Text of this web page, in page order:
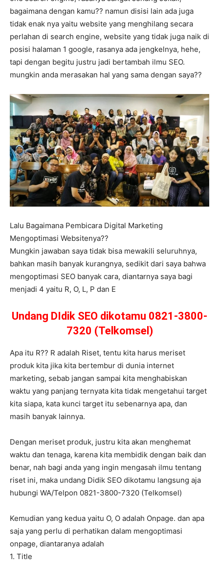
bagaimana dengan kamu?? namun disisi lain ada juga
tidak enak nya yaitu website yang menghilang secara
perlahan di search engine, website yang tidak juga naik di
posisi halaman 1 google, rasanya ada jengkelnya, hehe,
tapi dengan begitu justru jadi bertambah ilmu SEO.
mungkin anda merasakan hal yang sama dengan saya??
Lalu Bagaimana Pembicara Digital Marketing
Mengoptimasi Websitenya??
Mungkin jawaban saya tidak bisa mewakili seluruhnya,
bahkan masih banyak kurangnya, sedikit dari saya bahwa
mengoptimasi SEO banyak cara, diantarnya saya bagi
menjadi 4 yaitu R, O, L, P dan E
Undang DIdik SEO dikotamu 0821-3800-
7320 (Telkomsel)
Apa itu R?? R adalah Riset, tentu kita harus meriset
produk kita jika kita bertembur di dunia internet
marketing, sebab jangan sampai kita menghabiskan
waktu yang panjang ternyata kita tidak mengetahui target
kita siapa, kata kunci target itu sebenarnya apa, dan
masih banyak lainnya.
Dengan meriset produk, justru kita akan menghemat
waktu dan tenaga, karena kita membidik dengan baik dan
benar, nah bagi anda yang ingin mengasah ilmu tentang
riset ini, maka undang Didik SEO dikotamu langsung aja
hubungi WA/Telpon 0821-3800-7320 (Telkomsel)
Kemudian yang kedua yaitu O, O adalah Onpage. dan apa
saja yang perlu di perhatikan dalam mengoptimasi
onpage, diantaranya adalah
1. Title